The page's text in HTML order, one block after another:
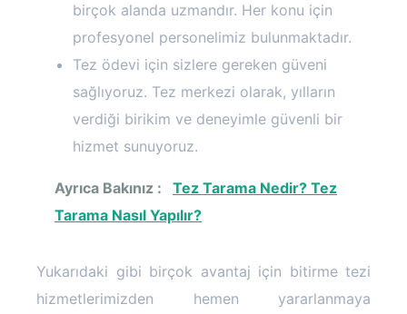
birçok alanda uzmandır. Her konu için
profesyonel personelimiz bulunmaktadır.
Tez ödevi için sizlere gereken güveni
sağlıyoruz. Tez merkezi olarak, yılların
verdiği birikim ve deneyimle güvenli bir
hizmet sunuyoruz.
Ayrıca Bakınız :
Tez Tarama Nedir? Tez
Tarama Nasıl Yapılır?
Yukarıdaki gibi birçok avantaj için bitirme tezi
hizmetlerimizden hemen yararlanmaya